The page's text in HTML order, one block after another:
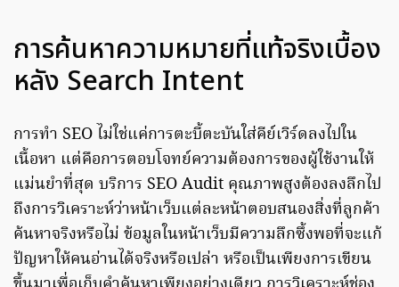
การค้นหาความหมายที่แท้จริงเบื้อง
หลัง Search Intent
การทำ SEO ไม่ใช่แค่การตะบี้ตะบันใส่คีย์เวิร์ดลงไปใน
เนื้อหา แต่คือการตอบโจทย์ความต้องการของผู้ใช้งานให้
แม่นยำที่สุด บริการ SEO Audit คุณภาพสูงต้องลงลึกไป
ถึงการวิเคราะห์ว่าหน้าเว็บแต่ละหน้าตอบสนองสิ่งที่ลูกค้า
ค้นหาจริงหรือไม่ ข้อมูลในหน้าเว็บมีความลึกซึ้งพอที่จะแก้
ปัญหาให้คนอ่านได้จริงหรือเปล่า หรือเป็นเพียงการเขียน